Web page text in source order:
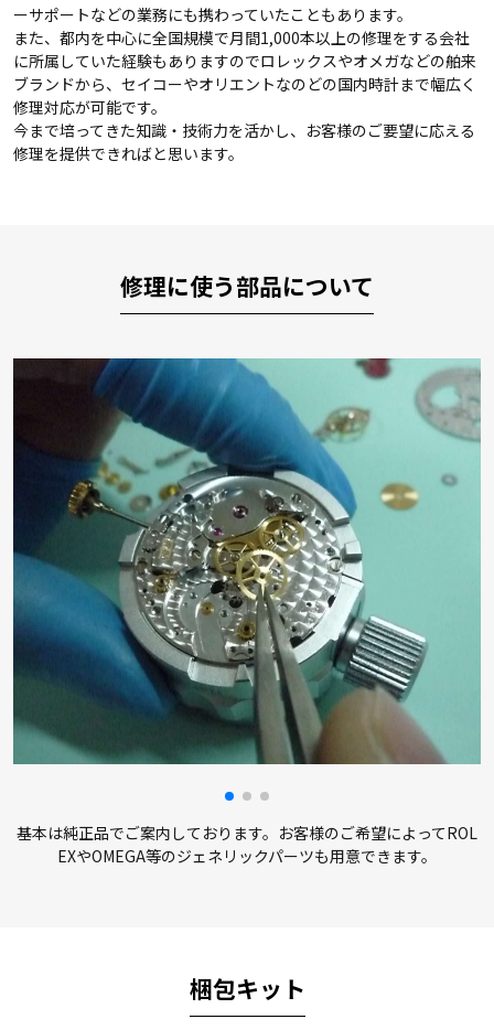
ーサポートなどの業務にも携わっていたこともあります。
また、都内を中心に全国規模で月間1,000本以上の修理をする会社
に所属していた経験もありますのでロレックスやオメガなどの舶来
ブランドから、セイコーやオリエントなのどの国内時計まで幅広く
修理対応が可能です。
今まで培ってきた知識・技術力を活かし、お客様のご要望に応える
修理を提供できればと思います。
修理に使う部品について
基本は純正品でご案内しております。お客様のご希望によってROL
EXやOMEGA等のジェネリックパーツも用意できます。
梱包キット